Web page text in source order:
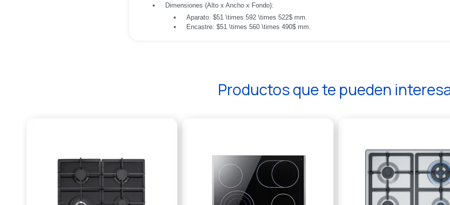
Dimensiones (Alto x Ancho x Fondo):
Aparato: $51 \times 592 \times 522$ mm.
Encastre: $51 \times 560 \times 490$ mm.
Productos que te pueden